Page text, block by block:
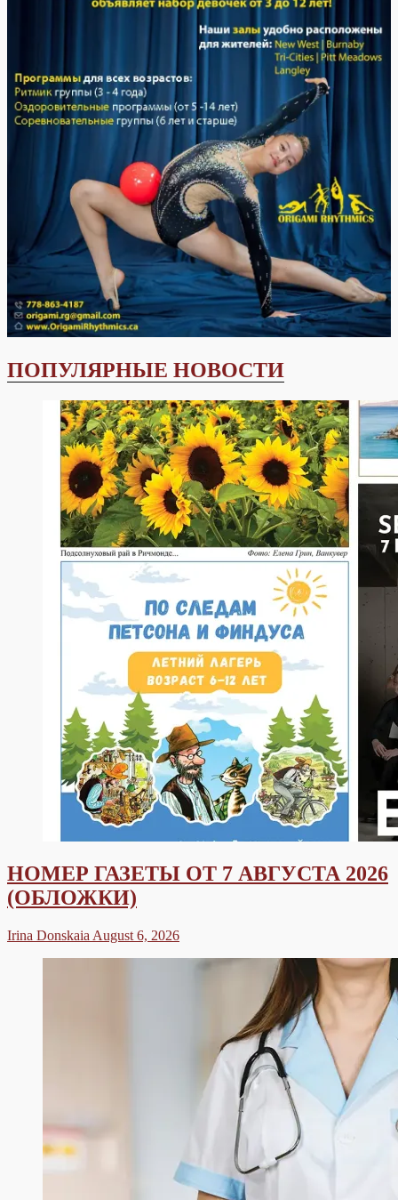
ПОПУЛЯРНЫЕ НОВОСТИ
НОМЕР ГАЗЕТЫ ОТ 7 АВГУСТА 2026
(ОБЛОЖКИ)
Irina Donskaia August 6, 2026